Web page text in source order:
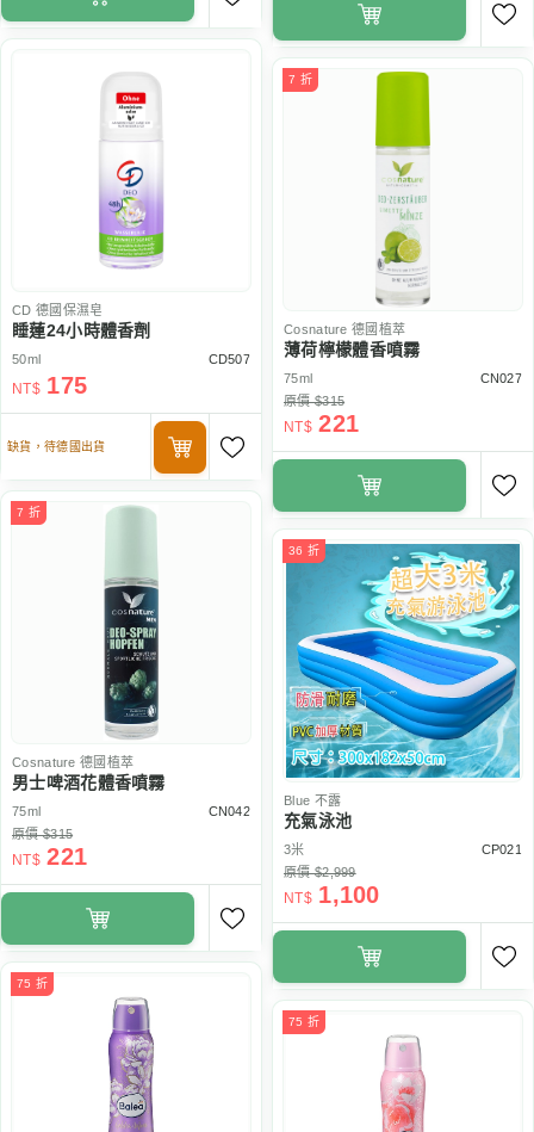
CD 德國保濕皂
睡蓮24小時體香劑
50ml CD507
NT$ 175
缺貨，待德國出貨
7 折
Cosnature 德國植萃
薄荷檸檬體香噴霧
75ml
CN027
原價 $315
NT$ 221
7 折
Cosnature 德國植萃
男士啤酒花體香噴霧
75ml
CN042
原價 $315
NT$ 221
36 折
Blue 不露
充氣泳池
3米
CP021
原價 $2,999
NT$ 1,100
75 折
75 折